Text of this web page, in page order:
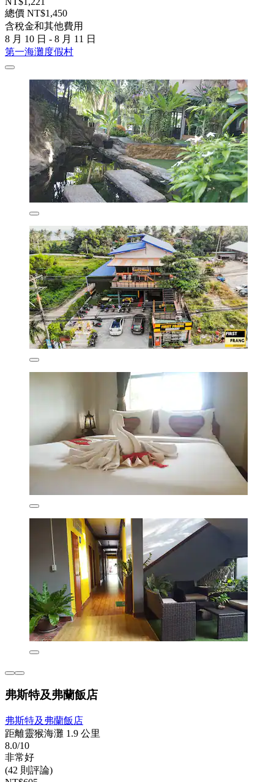
總價 NT$1,450
含稅金和其他費用
8 月 10 日 - 8 月 11 日
第一海灘度假村
弗斯特及弗蘭飯店
弗斯特及弗蘭飯店
距離靈猴海灘 1.9 公里
8.0/10
非常好
(42 則評論)